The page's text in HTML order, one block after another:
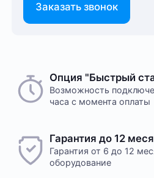
Заказать звонок
Опция "Быстрый
Возможность
часа с момента оплаты
Гарантия до 12
Гарантия от 6 до 12
оборудование